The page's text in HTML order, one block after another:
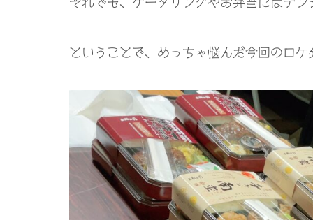
ということで、めっちゃ悩んだ今回のロケ